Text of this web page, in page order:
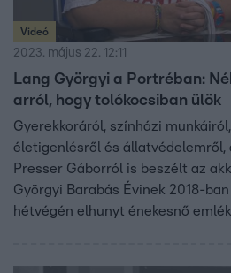
Videó
2023. május 22. 12:11
Lang Györgyi a Portréban:
arról, hogy tolókocsiban ülök
Gyerekkoráról, színházi
életigenlésről és állatvédelemről,
Presser Gáborról is beszélt az
Györgyi Barabás Évinek 2018-
hétvégén elhunyt énekesnő